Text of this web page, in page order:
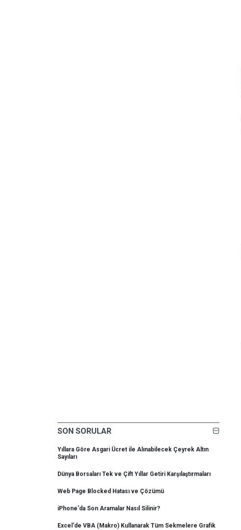
SON SORULAR
Yıllara Göre Asgari Ücret ile Alınabilecek Çeyrek Altın
Sayıları
Dünya Borsaları Tek ve Çift Yıllar Getiri Karşılaştırmaları
Web Page Blocked Hatası ve Çözümü
iPhone'da Son Aramalar Nasıl Silinir?
Excel'de VBA (Makro) Kullanarak Tüm Sekmelere Grafik